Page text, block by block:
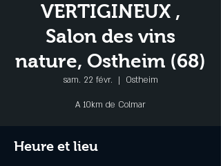
VERTIGINEUX ,
Salon des vins
nature, Ostheim (68)
sam. 22 févr.
  |
Ostheim
A 10km de Colmar
Heure et lieu